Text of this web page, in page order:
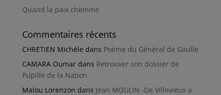
Quand la paix chemine
Commentaires récents
CHRETIEN Michèle dans Poème du Général de Gaulle
CAMARA Oumardans Retrouver son dossier de
Pupille de la Nation
Malou Lorenzon dans Jean MOULIN -De Villevieux à